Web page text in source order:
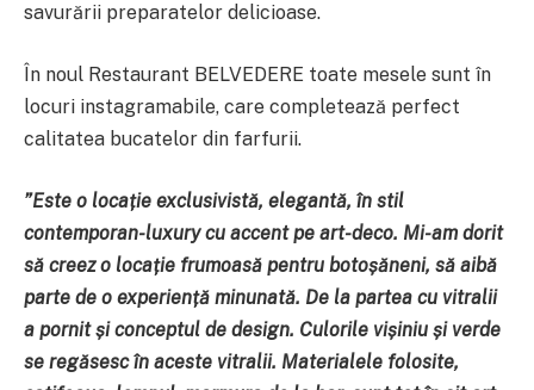
savurării preparatelor delicioase.
În noul Restaurant BELVEDERE toate mesele sunt în
locuri instagramabile, care completează perfect
calitatea bucatelor din farfurii.
”Este o locație exclusivistă, elegantă, în stil
contemporan-luxury cu accent pe art-deco. Mi-am dorit
să creez o locație frumoasă pentru botoșăneni, să aibă
parte de o experiență minunată. De la partea cu vitralii
a pornit și conceptul de design. Culorile vișiniu și verde
se regăsesc în aceste vitralii. Materialele folosite,